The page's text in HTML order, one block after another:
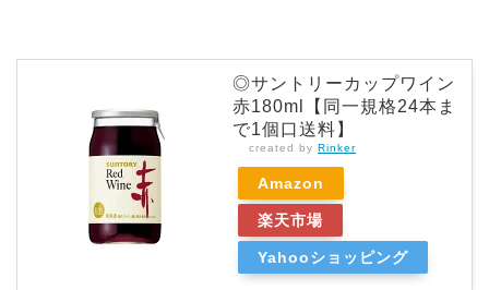
◎サントリーカップワイン
赤180ml【同一規格24本ま
で1個口送料】
created by Rinker
Amazon
楽天市場
Yahooショッピング